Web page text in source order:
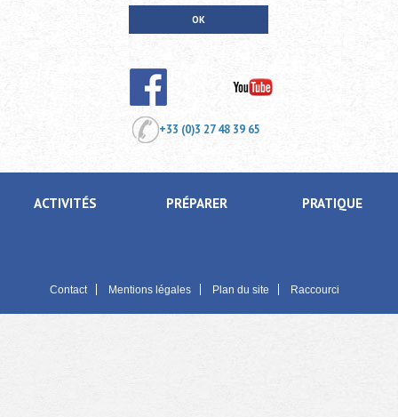
+33 (0)3 27 48 39 65
ACTIVITÉS PRÉPARER PRATIQUE
Contact Mentions légales Plan du site Raccourci